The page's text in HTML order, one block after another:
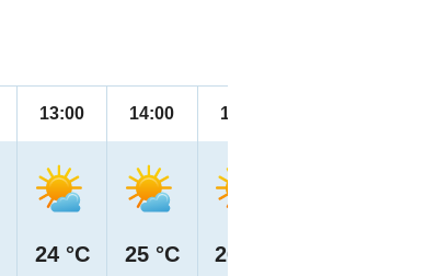
13:00
24 °C
14:00
25 °C
15:00
26 °C